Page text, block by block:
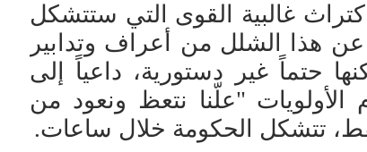
غالبية القوى التي ستتشكل
عن هذا الشلل من أعراف وتدابير
حتماً غير دستورية، داعياً إلى
"علّنا نتعظ ونعود من
فقط، تتشكل الحكومة خلال ساعات.